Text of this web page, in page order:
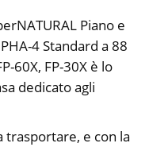
Piano e
4 Standard a 88
60X, FP-30X è lo
dedicato agli
trasportare, e con la